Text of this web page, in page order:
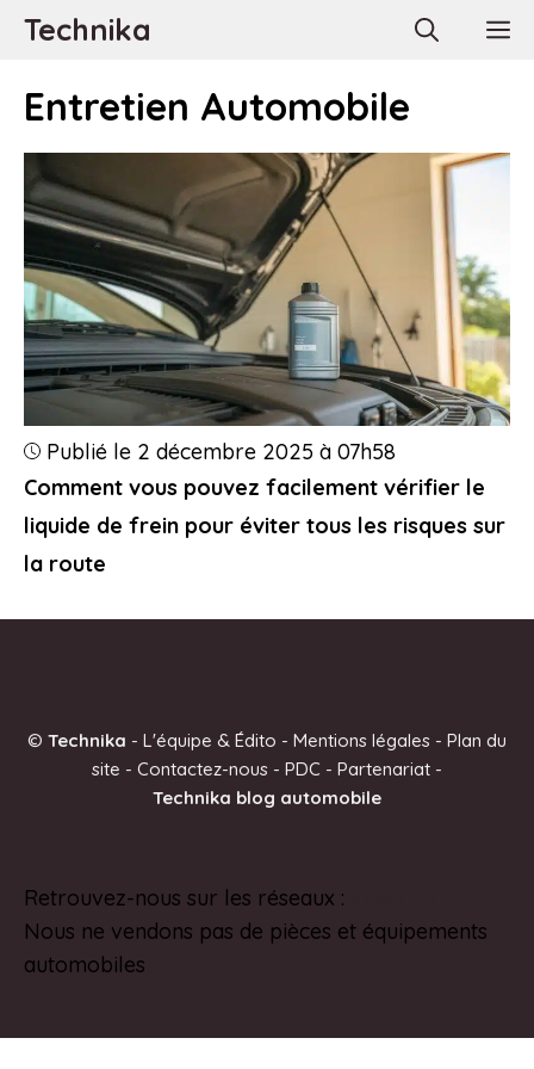
AllerTechnika
Entretien Automobile
Comment vous pouvez facilement vérifier le
liquide de frein pour éviter tous les risques sur
la route
Publié le 2 décembre 2025 à 07h58
© Technika - L'équipe & Édito - Mentions légales - Plan du
site - Contactez-nous - PDC - Partenariat -
Technika blog automobile
Retrouvez-nous sur les réseaux :
Nous ne vendons pas de pièces et équipements
automobiles